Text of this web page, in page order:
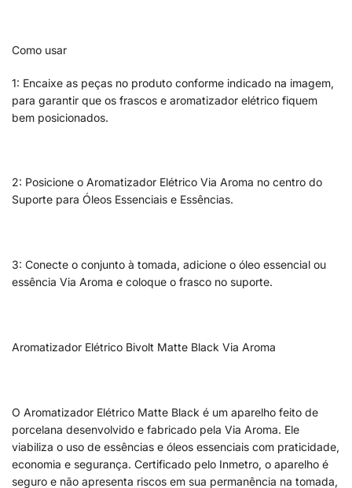
Como usar
1: Encaixe as peças no produto conforme indicado na imagem,
para garantir que os frascos e aromatizador elétrico fiquem
bem posicionados.
2: Posicione o Aromatizador Elétrico Via Aroma no centro do
Suporte para Óleos Essenciais e Essências.
3: Conecte o conjunto à tomada, adicione o óleo essencial ou
essência Via Aroma e coloque o frasco no suporte.
Aromatizador Elétrico Bivolt Matte Black Via Aroma
O Aromatizador Elétrico Matte Black é um aparelho feito de
porcelana desenvolvido e fabricado pela Via Aroma. Ele
viabiliza o uso de essências e óleos essenciais com praticidade,
economia e segurança. Certificado pelo Inmetro, o aparelho é
seguro e não apresenta riscos em sua permanência na tomada,